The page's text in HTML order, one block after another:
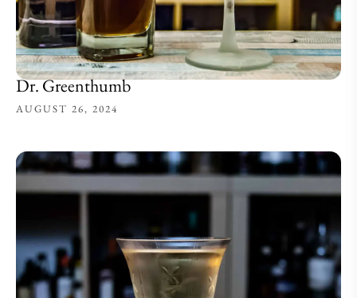
Dr. Greenthumb
AUGUST 26, 2024